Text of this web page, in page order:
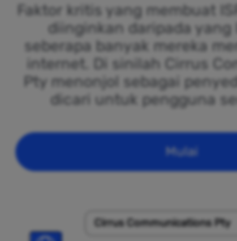
Faktor kritis yang membuat
diinginkan daripada yang
seberapa banyak mereka
internet. Di sinilah Cirrus
Pty menonjol sebagai
dicari untuk pengguna
Mulai
Cirrus Communications Pty